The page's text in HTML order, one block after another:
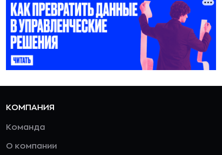
КОМПАНИЯ
Команда
О компании